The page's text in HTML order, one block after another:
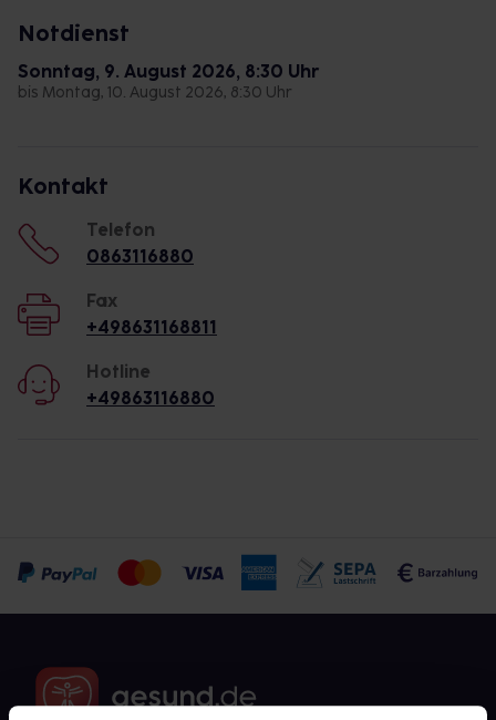
Notdienst
Sonntag, 9. August 2026, 8:30 Uhr
bis Montag, 10. August 2026, 8:30 Uhr
Kontakt
Telefon
0863116880
Fax
+498631168811
Hotline
+49863116880